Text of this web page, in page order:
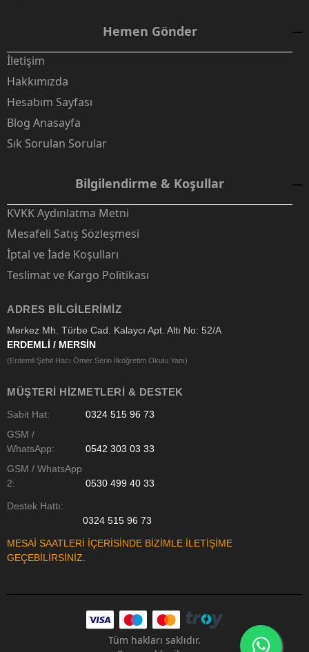
Hemen Gönder
İletişim
Hakkımızda
Hesabım Sayfası
Blog Anasayfa
Sık Sorulan Sorular
Bilgilendirme & Koşullar
KVKK Aydınlatma Metni
Mesafeli Satış Sözleşmesi
İptal ve İade Koşulları
Teslimat ve Kargo Politikası
ADRES BILGILERIMIZ
Merkez Mh. Türbe Cad. Kalaycı Apt. Altı No: 52/A
ERDEMLİ / MERSİN
(Erdemli Şehit Hacı Ömer Serin İlköğretim Okulu Yanı)
MÜŞTERI HIZMETLERI & DESTEK
Sabit Hat:
0324 515 96 73
GSM /
WhatsApp:
0542 303 03 33
GSM / WhatsApp
2:
0530 499 40 33
Destek Hattı:
0324 515 96 73
MESAİ SAATLERİ İÇERİSİNDE BİZİMLE İLETİŞİME
GEÇEBİLİRSİNİZ.
Tüm hakları saklıdır.